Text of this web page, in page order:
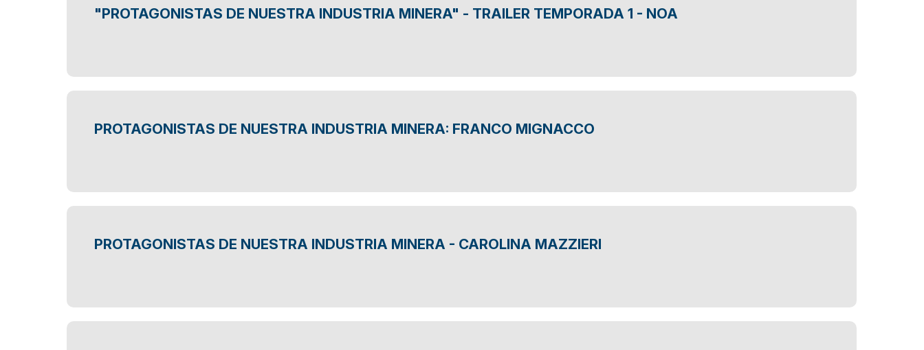
"PROTAGONISTAS DE NUESTRA INDUSTRIA MINERA" - TRAILER TEMPORADA 1 - NOA
PROTAGONISTAS DE NUESTRA INDUSTRIA MINERA: FRANCO MIGNACCO
PROTAGONISTAS DE NUESTRA INDUSTRIA MINERA - CAROLINA MAZZIERI